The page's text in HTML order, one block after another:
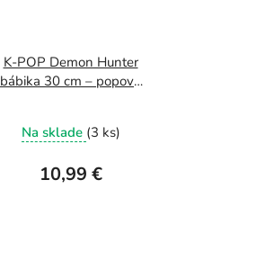
K-POP Demon Hunter
bábika 30 cm – popové
Na sklade (3 ks)
10,99 €